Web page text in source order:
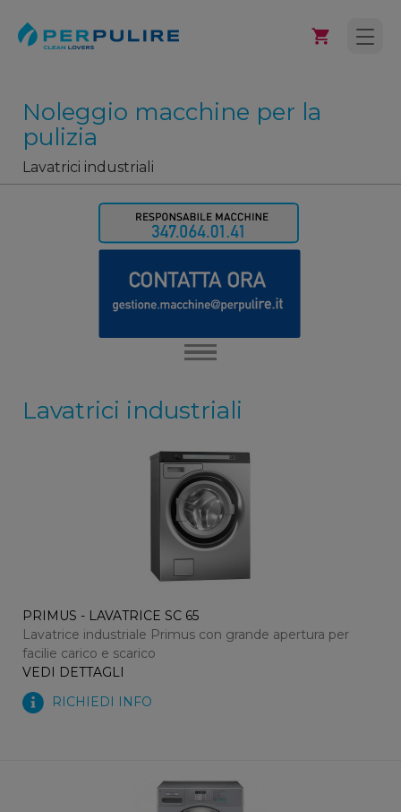
Noleggio macchine per la
pulizia
Lavatrici industriali
Lavatrici industriali
PRIMUS - LAVATRICE SC 65
Lavatrice industriale Primus con grande apertura per
facilie carico e scarico
VEDI DETTAGLI
RICHIEDI INFO